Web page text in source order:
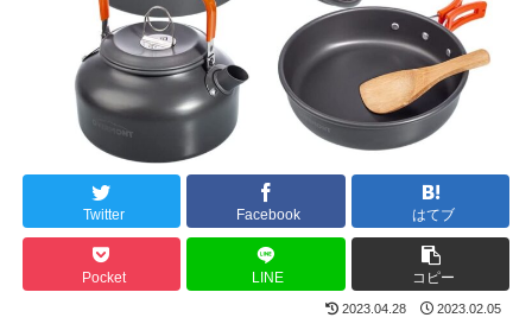
Twitter Facebook はてブ
Pocket LINE コピー
2023.04.28 2023.02.05